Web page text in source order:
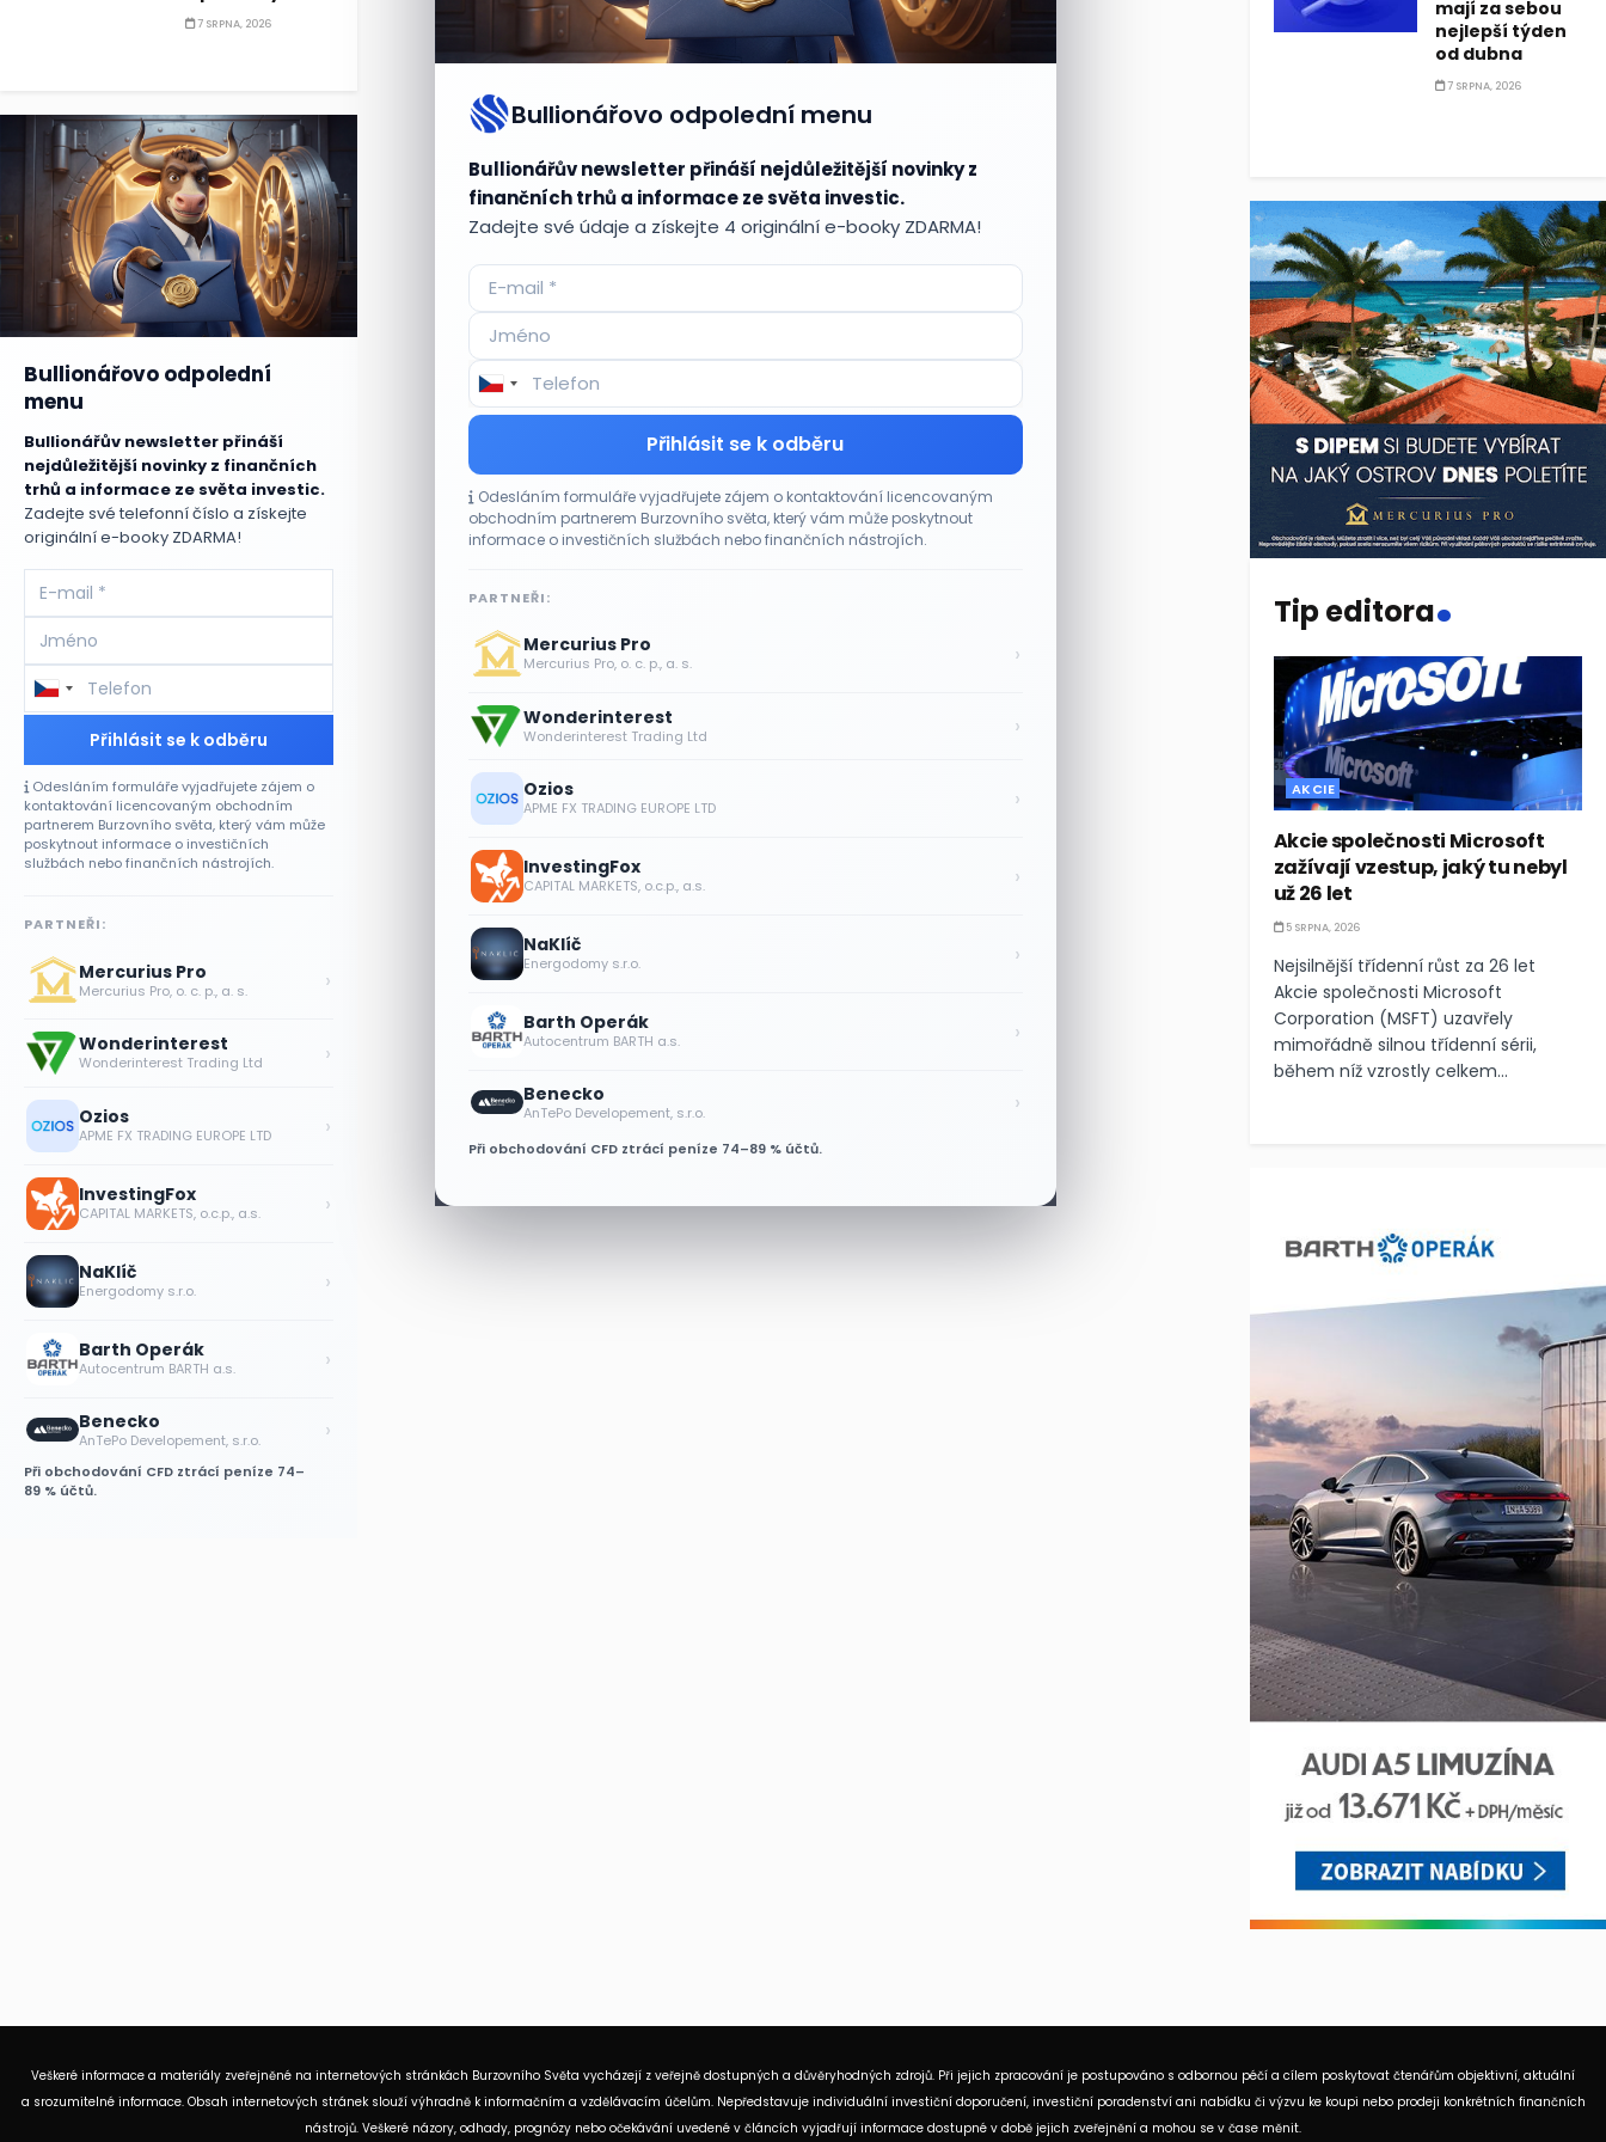
Bullionářovo odpolední menu
Bullionářův newsletter přináší nejdůležitější novinky z
finančních trhů a informace ze světa investic.
Zadejte své údaje a získejte 4 originální e-booky ZDARMA!
Přihlásit se k odběru
Odesláním formuláře vyjadřujete zájem o kontaktování licencovaným
obchodním partnerem Burzovního světa, který vám může poskytnout
informace o investičních službách nebo finančních nástrojích.
PARTNEŘI:
Mercurius Pro
Mercurius Pro, o. c. p., a. s. ›
Wonderinterest
Wonderinterest Trading Ltd ›
Ozios
APME FX TRADING EUROPE LTD ›
InvestingFox
CAPITAL MARKETS, o.c.p., a.s. ›
NaKlíč
Energodomy s.r.o. ›
Barth Operák
Autocentrum BARTH a.s. ›
Benecko
AnTePo Developement, s.r.o. ›
Při obchodování CFD ztrácí peníze 74–89 % účtů.
7 SRPNA, 2026
Bullionářovo odpolední
menu
Bullionářův newsletter přináší
nejdůležitější novinky z finančních
trhů a informace ze světa investic.
Zadejte své telefonní číslo a získejte
originální e-booky ZDARMA!
Přihlásit se k odběru
Odesláním formuláře vyjadřujete zájem o
kontaktování licencovaným obchodním
partnerem Burzovního světa, který vám může
poskytnout informace o investičních
službách nebo finančních nástrojích.
PARTNEŘI:
Mercurius Pro
Mercurius Pro, o. c. p., a. s. ›
Wonderinterest
Wonderinterest Trading Ltd ›
Ozios
APME FX TRADING EUROPE LTD ›
InvestingFox
CAPITAL MARKETS, o.c.p., a.s. ›
NaKlíč
Energodomy s.r.o. ›
Barth Operák
Autocentrum BARTH a.s. ›
Benecko
AnTePo Developement, s.r.o. ›
Při obchodování CFD ztrácí peníze 74–
89 % účtů.
mají za sebou
nejlepší týden
od dubna
7 SRPNA, 2026
Tip editora.
AKCIE
Akcie společnosti Microsoft
zažívají vzestup, jaký tu nebyl
už 26 let
5 SRPNA, 2026
Nejsilnější třídenní růst za 26 let
Akcie společnosti Microsoft
Corporation (MSFT) uzavřely
mimořádně silnou třídenní sérii,
během níž vzrostly celkem...
Veškeré informace a materiály zveřejněné na internetových stránkách Burzovního Světa vycházejí z veřejně dostupných a důvěryhodných zdrojů. Při jejich zpracování je postupováno s odbornou péčí a cílem poskytovat čtenářům objektivní, aktuální
a srozumitelné informace. Obsah internetových stránek slouží výhradně k informačním a vzdělávacím účelům. Nepředstavuje individuální investiční doporučení, investiční poradenství ani nabídku či výzvu ke koupi nebo prodeji konkrétních finančních
nástrojů. Veškeré názory, odhady, prognózy nebo očekávání uvedené v článcích vyjadřují informace dostupné v době jejich zveřejnění a mohou se v čase měnit.